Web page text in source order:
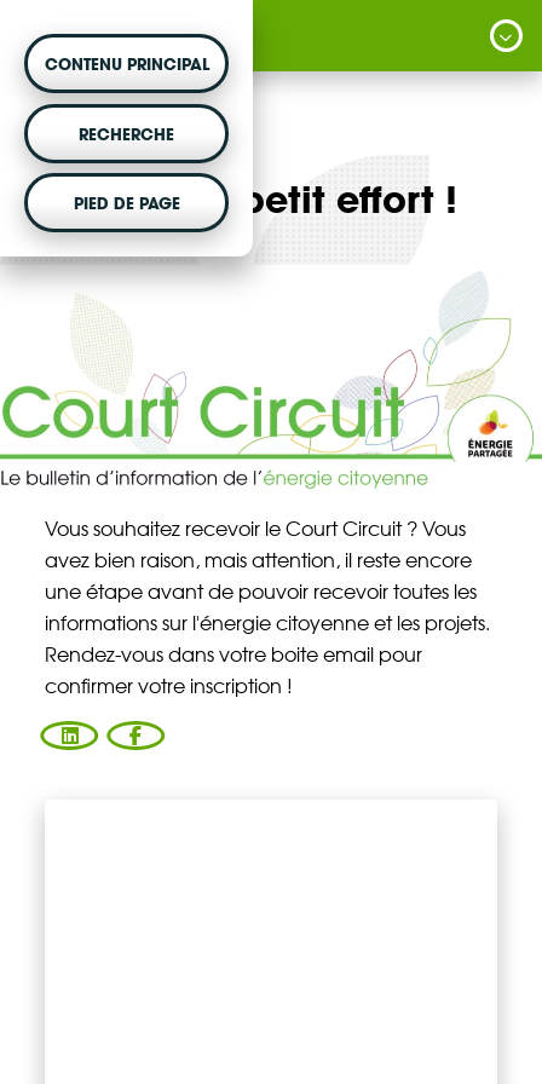
CONTENU PRINCIPAL
RECHERCHE
PIED DE PAGE
MONTER UN PROJET
Vous souhaitez être accompagné dans votre
projet d'énergie renouvelable citoyenne ?
VOTRE ARGENT AGIT
Vous souhaitez placer votre épargne au
service de la transition énergétique ?
Énergie Partagée accompagne les initiatives
de production d'énergie renouvelable qui
associent les habitants et acteurs de leur
territoire.
ABONNEZ-VOUS À NOS NEWSLETTERS
Encore un petit effort !
Vous souhaitez recevoir le Court Circuit ? Vous
avez bien raison, mais attention, il reste encore
une étape avant de pouvoir recevoir toutes les
informations sur l'énergie citoyenne et les projets.
Rendez-vous dans votre boite email pour
confirmer votre inscription !